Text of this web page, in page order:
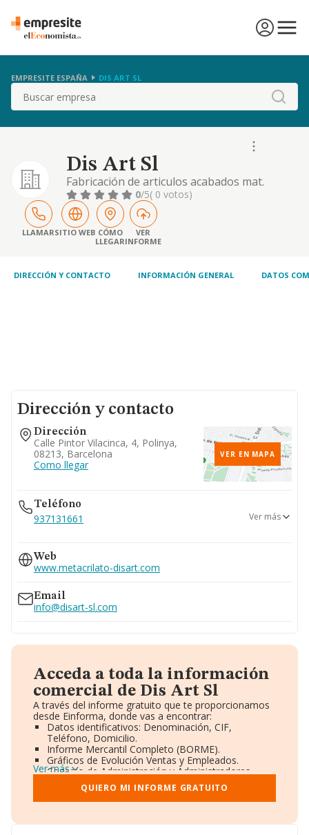
EMPRESITE ESPAÑA DIS ART SL
Buscar
Dis Art Sl
Fabricación de articulos acabados mat.
plásticas
0/5( 0 votos)
LLAMARSITIO WEB CÓMO
LLEGAR
VER
INFORME
DIRECCIÓN Y CONTACTO INFORMACIÓN GENERAL DATOS
Dirección y contacto
Dirección
Calle Pintor Vilacinca, 4, Polinya,
08213, Barcelona
Como llegar
VER EN MAPA
Teléfono
937131661
609...
Ver teléfono 609...
Ver más
Web
www.metacrilato-disart.com
Email
info@disart-sl.com
Acceda a toda la información
comercial de Dis Art Sl
A través del informe gratuito que te proporcionamos
desde Einforma, donde vas a encontrar:
Datos identificativos: Denominación, CIF,
Teléfono, Domicilio.
Informe Mercantil Completo (BORME).
Gráficos de Evolución Ventas y Empleados.
Consejo de Administración y Administradores.
Directivos y Ejecutivos.
Accionistas.
Participaciones y Vinculaciones en otras empresas.
Información oficial y registral complementaria.
Ver más
QUIERO MI INFORME GRATUITO